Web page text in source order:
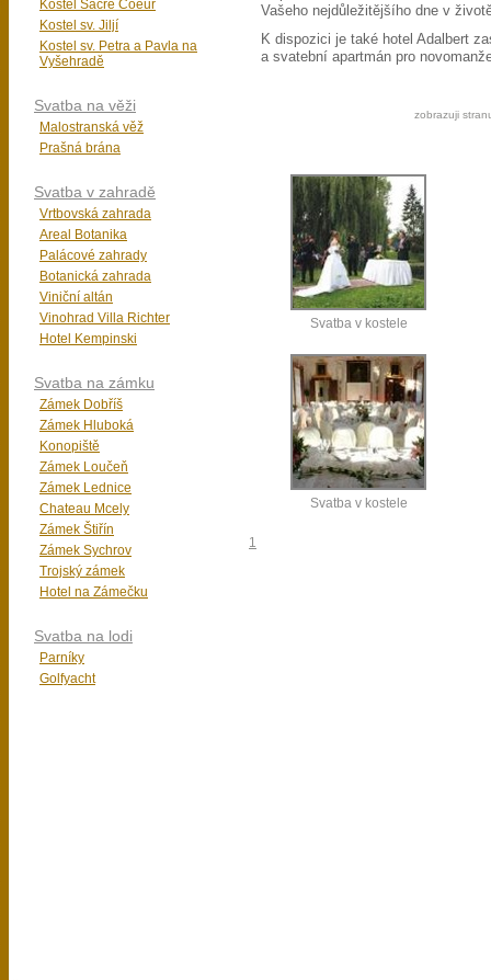
Vašeho nejdůležitějšího dne v
K dispozici je také hotel Adalbert
a svatební apartmán pro
zobrazuji
Svatba v kostele
Svatba v kostele
1
Kostel Sacre Coeur
Kostel sv. Jiljí
Kostel sv. Petra a Pavla na
Vyšehradě
Svatba na věži
Malostranská věž
Prašná brána
Svatba v zahradě
Vrtbovská zahrada
Areal Botanika
Palácové zahrady
Botanická zahrada
Viniční altán
Vinohrad Villa Richter
Hotel Kempinski
Svatba na zámku
Zámek Dobříš
Zámek Hluboká
Konopiště
Zámek Loučeň
Zámek Lednice
Chateau Mcely
Zámek Štiřín
Zámek Sychrov
Trojský zámek
Hotel na Zámečku
Svatba na lodi
Parníky
Golfyacht